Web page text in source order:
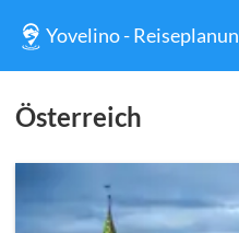
Yovelino -
Österreich